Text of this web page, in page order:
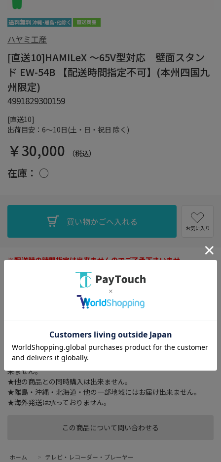
[直送10]
出荷目安：6～10日(土・日・祝日 除く)
ハヤミ工産
[直送10]HAMILeX ～65V型対応 壁面スタン
ド EW-54B 【配送時間指定不可】(本州四国九
州限定)
4991829300159
￥30,000 （税込）
在庫： ○
この商品について問い合わせる
お気に入り
※配送時の時間指定は出来ませんのでご了承下さいませ。
外形寸法 幅 413 × 奥行き 68 × 高さ 1339.5 （mm）、総耐荷重
40kg (※取付テレビ：40kg以下)、質量 約9.5kg、付属品 棚板1
枚、テレビ取付ネジセット
★ご注文確認後に在庫状況をお調べいたします。
★ご着金及び決済確認後の発注のため、お届けまでにお時間が掛
かります。（出荷目安 6～10日：土・日・祝日 除く）
★ご着金及び決済確認後の発注の為、在庫切れの際はご返金対応
とさせていただきます。
★在庫確認ご連絡後、及びご着金及び決済確認後はキャンセル出
来ません。
★他の商品との同時購入は出来ません。
★離島・沖縄・北海道・他の一部地域にはお届け出来ません。
★海外発送は承っておりません。
ホーム > テレビ・レコーダー・プレーヤー